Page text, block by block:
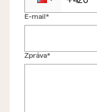
E-mail*
Zpráva*